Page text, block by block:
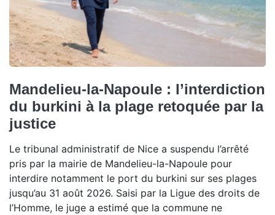
Mandelieu-la-Napoule : l’interdiction
du burkini à la plage retoquée par la
justice
Le tribunal administratif de Nice a suspendu l’arrêté
pris par la mairie de Mandelieu-la-Napoule pour
interdire notamment le port du burkini sur ses plages
jusqu’au 31 août 2026. Saisi par la Ligue des droits de
l’Homme, le juge a estimé que la commune ne